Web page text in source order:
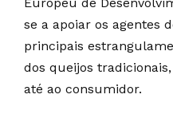
Europeu de
se a apoiar os agentes
principais
dos queijos
até ao consumidor.